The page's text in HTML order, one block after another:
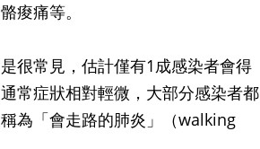
痠痛等。
很常見，估計僅有1成感染者會得
常症狀相對輕微，大部分感染者都
為「會走路的肺炎」（walking